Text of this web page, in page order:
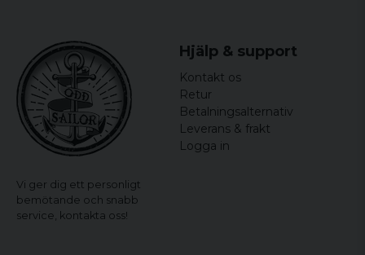
Vi ger dig ett personligt
bemötande och snabb
service, kontakta oss!
Hjälp & support
Kontakt os
Retur
Betalningsalternativ
Leverans & frakt
Logga in